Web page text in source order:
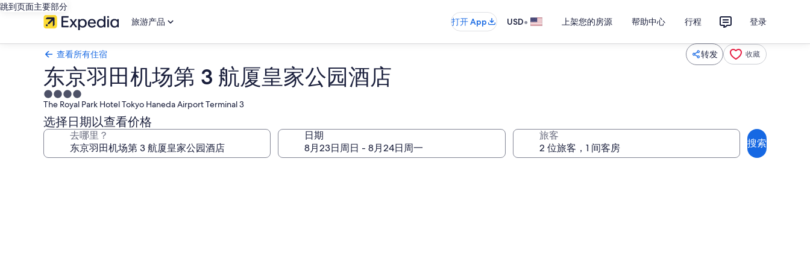
跳到页面主要部分
旅游产品
打开 App USD• 上架您的房源 帮助中心 行程 登录
查看所有住宿 转发 收藏
东京羽田机场第 3 航厦皇家公园酒店
4.0
星
住
宿
The Royal Park Hotel Tokyo Haneda Airport Terminal 3
选择日期以查看价格
去哪里？ 日期 旅客
搜索